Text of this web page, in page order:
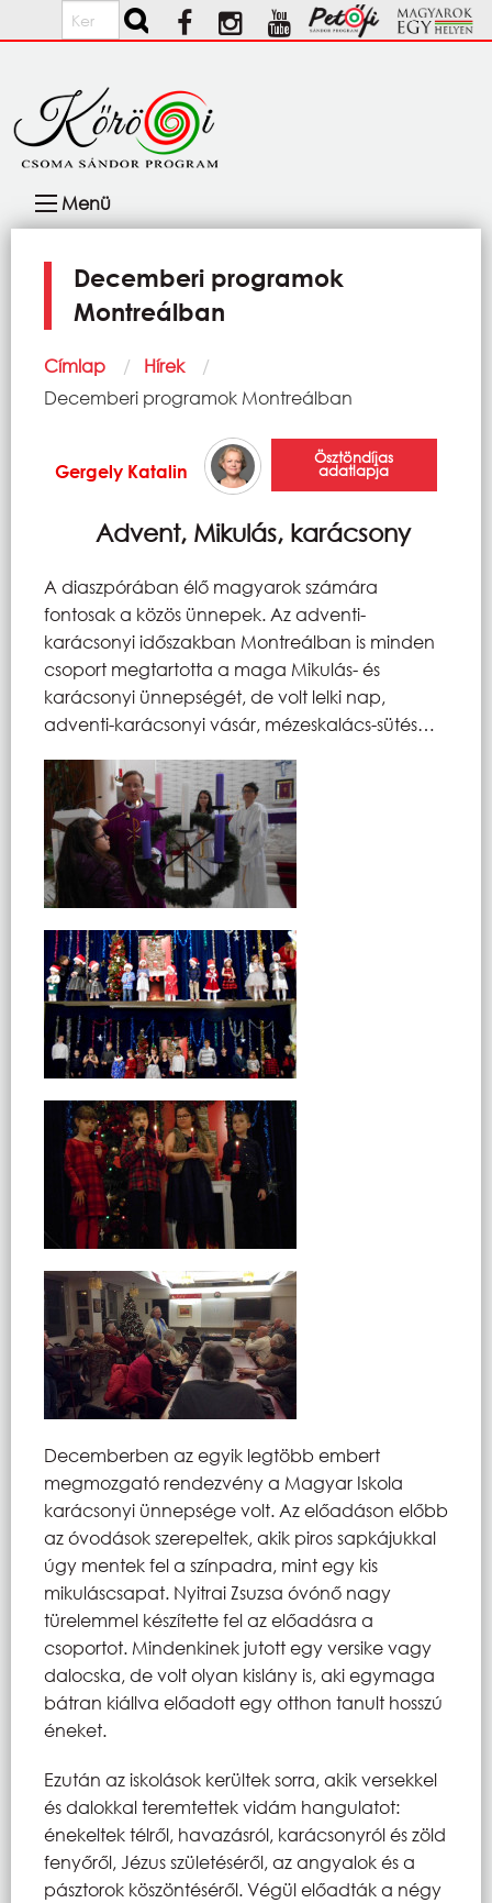
Ugrás a tartalomra
Keresés
navigáció
Menü
Decemberi programok
Montreálban
Morzsa
Címlap
Hírek
Current:
Decemberi programok Montreálban
Gergely Katalin
Ösztöndíjas
adatlapja
Advent, Mikulás, karácsony
A diaszpórában élő magyarok számára
fontosak a közös ünnepek. Az adventi-
karácsonyi időszakban Montreálban is minden
csoport megtartotta a maga Mikulás- és
karácsonyi ünnepségét, de volt lelki nap,
adventi-karácsonyi vásár, mézeskalács-sütés…
Decemberben az egyik legtöbb embert
megmozgató rendezvény a Magyar Iskola
karácsonyi ünnepsége volt. Az előadáson előbb
az óvodások szerepeltek, akik piros sapkájukkal
úgy mentek fel a színpadra, mint egy kis
mikuláscsapat. Nyitrai Zsuzsa óvónő nagy
türelemmel készítette fel az előadásra a
csoportot. Mindenkinek jutott egy versike vagy
dalocska, de volt olyan kislány is, aki egymaga
bátran kiállva előadott egy otthon tanult hosszú
éneket.
Ezután az iskolások kerültek sorra, akik versekkel
és dalokkal teremtettek vidám hangulatot:
énekeltek télről, havazásról, karácsonyról és zöld
fenyőről, Jézus születéséről, az angyalok és a
pásztorok köszöntéséről. Végül előadták a négy